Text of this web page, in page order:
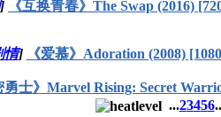
] 《互换青春》The Swap (2016)
情] 《爱慕》Adoration (2008)
勇士》Marvel Rising: Secret
...23456..